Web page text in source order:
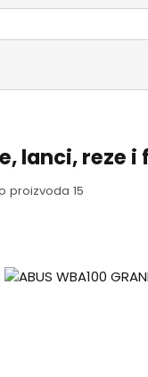
lanci, reze
proizvoda 15